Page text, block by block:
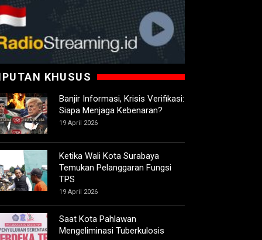
KHUSUS
Banjir Informasi, Krisis Verifikasi:
Siapa Menjaga Kebenaran?
19 April 2026
Ketika Wali Kota Surabaya
Temukan Pelanggaran Fungsi
TPS
19 April 2026
Saat Kota Pahlawan
Mengeliminasi Tuberkulosis